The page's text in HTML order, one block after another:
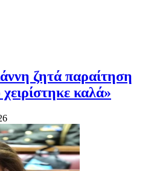
ζητά παραίτηση
καλά»